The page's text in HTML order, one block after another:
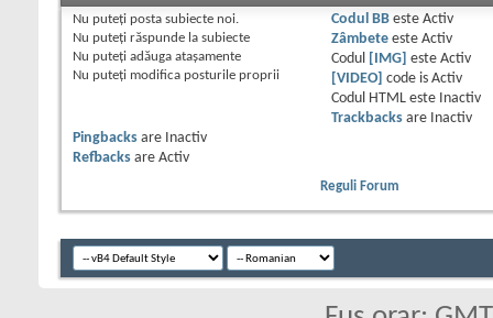
Nu puteţi posta subiecte noi.
Nu puteţi răspunde la subiecte
Nu puteţi adăuga ataşamente
Nu puteţi modifica posturile proprii
Codul BBeste Activ
Zâmbeteeste Activ
Codul
[IMG] este Activ
[VIDEO] code is Activ
Codul HTML este
Inactiv
Trackbacksare
Inactiv
Pingbacks are
Inactiv
Refbacks are Activ
Reguli Forum